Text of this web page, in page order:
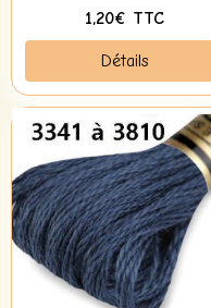
1,20€ TTC
Détails